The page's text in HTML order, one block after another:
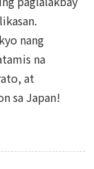
nang
na
at
sa Japan!